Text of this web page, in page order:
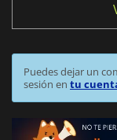
Puedes dejar un
sesión en tu